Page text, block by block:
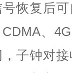
恢复后
CDMA、 4G
子钟对